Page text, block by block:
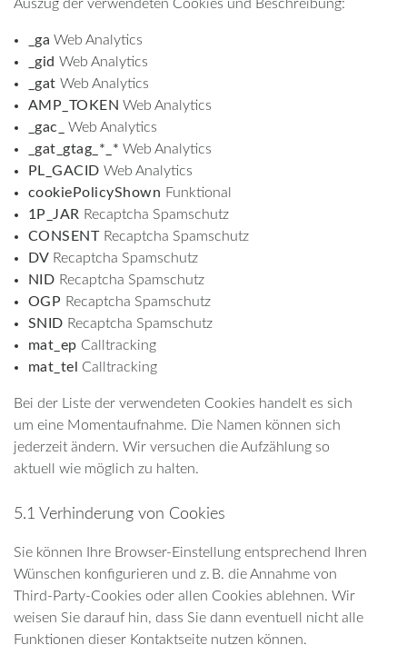
Auszug der verwendeten Cookies und Beschreibung:
_ga Web Analytics
_gid Web Analytics
_gat Web Analytics
AMP_TOKEN Web Analytics
_gac_
Web Analytics
_gat_gtag_*_* Web Analytics
PL_GACID Web Analytics
cookiePolicyShown Funktional
1P_JAR Recaptcha Spamschutz
CONSENT Recaptcha Spamschutz
DV Recaptcha Spamschutz
NID Recaptcha Spamschutz
OGP Recaptcha Spamschutz
SNID Recaptcha Spamschutz
mat_ep Calltracking
mat_tel
Calltracking
Bei der Liste der verwendeten Cookies handelt es sich
um eine Momentaufnahme. Die Namen können sich
jederzeit ändern. Wir versuchen die Aufzählung so
aktuell wie möglich zu halten.
5.1 Verhinderung von Cookies
Sie können Ihre Browser-Einstellung entsprechend Ihren
Wünschen konfigurieren und z. B. die Annahme von
Third-Party-Cookies oder allen Cookies ablehnen. Wir
weisen Sie darauf hin, dass Sie dann eventuell nicht alle
Funktionen dieser Kontaktseite nutzen können.